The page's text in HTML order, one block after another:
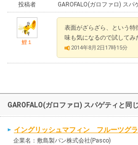
投稿者 GAROFALO(ガロファロ) ス
鯉１
表面がざらざら、という特
味も気になるので試してみ
2014年8月2日17時15分
GAROFALO(ガロファロ) スパゲティと同
イングリッシュマフィン フルーツグ
企業名：敷島製パン株式会社(Pasco)